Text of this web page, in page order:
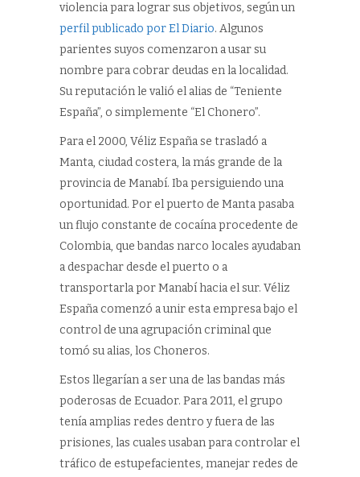
violencia para lograr sus objetivos, según un
perfil publicado por El Diario. Algunos
parientes suyos comenzaron a usar su
nombre para cobrar deudas en la localidad.
Su reputación le valió el alias de “Teniente
España”, o simplemente “El Chonero”.
Para el 2000, Véliz España se trasladó a
Manta, ciudad costera, la más grande de la
provincia de Manabí. Iba persiguiendo una
oportunidad. Por el puerto de Manta pasaba
un flujo constante de cocaína procedente de
Colombia, que bandas narco locales ayudaban
a despachar desde el puerto o a
transportarla por Manabí hacia el sur. Véliz
España comenzó a unir esta empresa bajo el
control de una agrupación criminal que
tomó su alias, los Choneros.
Estos llegarían a ser una de las bandas más
poderosas de Ecuador. Para 2011, el grupo
tenía amplias redes dentro y fuera de las
prisiones, las cuales usaban para controlar el
tráfico de estupefacientes, manejar redes de